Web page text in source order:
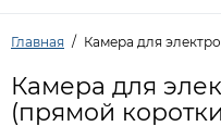
Главная Камера для
Камера для
(прямой